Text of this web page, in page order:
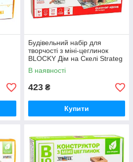
Будівельний набір для
творчості з міні-цеглинок
BLOCKY Дім на Скелі Strateg
(31017)
В наявності
423 ₴
Купити